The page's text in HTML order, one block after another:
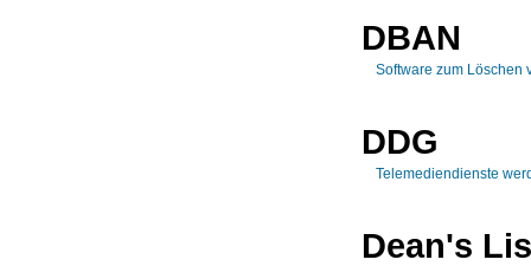
DBAN
Software zum Löschen
DDG
Telemediendienste
Dean's